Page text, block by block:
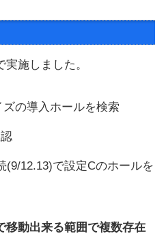
施しました。
の導入ホールを検索
(9/12.13)で設定Cのホールを
移動出来る範囲で複数存在